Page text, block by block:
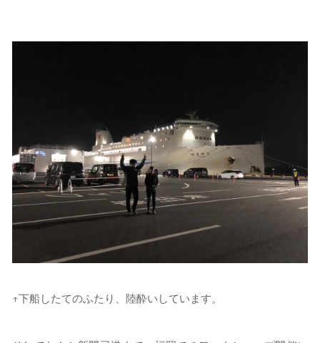
↑下船したてのふたり、陸酔いしています。